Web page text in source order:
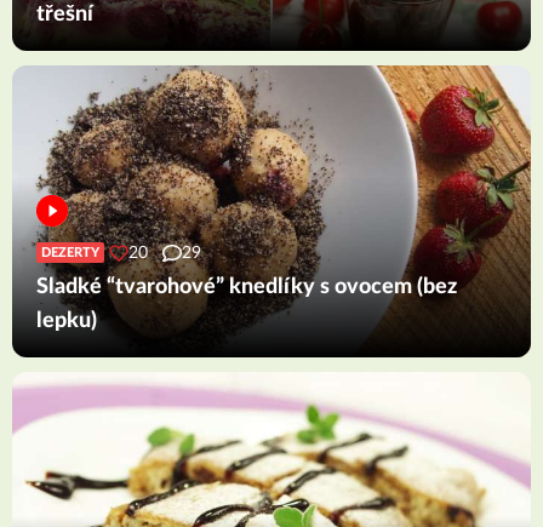
třešní
DEZERTY 20 29
Sladké “tvarohové” knedlíky s ovocem (bez
lepku)